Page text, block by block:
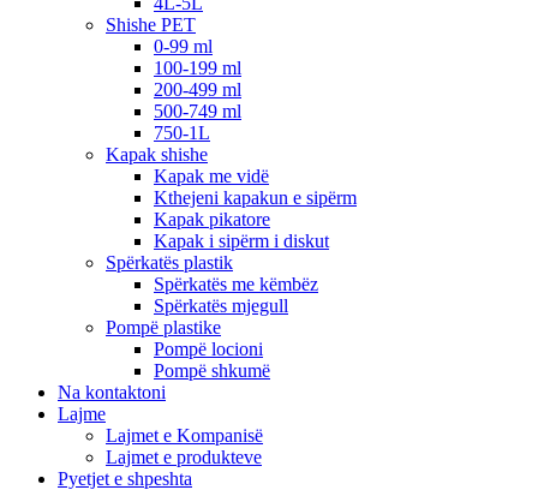
Shishe PET
0-99 ml
100-199 ml
200-499 ml
500-749 ml
750-1L
Kapak shishe
Kapak me vidë
Kthejeni kapakun e sipërm
Kapak pikatore
Kapak i sipërm i diskut
Spërkatës plastik
Spërkatës me këmbëz
Spërkatës mjegull
Pompë plastike
Pompë locioni
Pompë shkumë
Na kontaktoni
Lajme
Lajmet e Kompanisë
Lajmet e produkteve
Pyetjet e shpeshta